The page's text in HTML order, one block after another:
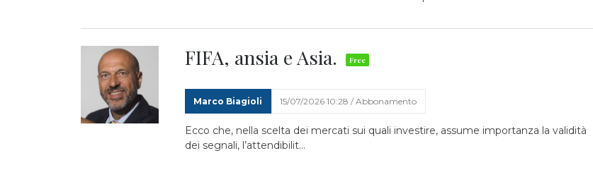
FIFA, ansia e Asia.
Marco Biagioli 15/07/2026 10:28 / Abbonamento
Ecco che, nella scelta dei mercati sui quali investire, assume importanza la validità
dei segnali, l’attendibilit...